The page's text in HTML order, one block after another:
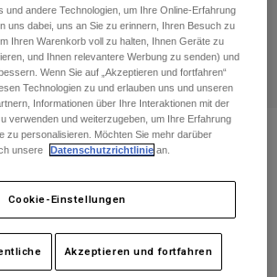
Zubehör
Shirt Caveaut Damen
50% OFF
und andere Technologien, um Ihre Online-Erfahrung
uns dabei, uns an Sie zu erinnern, Ihren Besuch zu
Ihren Warenkorb voll zu halten, Ihnen Geräte zu
und Ihnen relevantere Werbung zu senden) und
Wenn Sie auf „Akzeptieren und fortfahren“
Technologien zu und erlauben uns und unseren
Informationen über Ihre Interaktionen mit der
verwenden und weiterzugeben, um Ihre Erfahrung
zu personalisieren. Möchten Sie mehr darüber
unsere
Datenschutzrichtlinie an.
Cookie-Einstellungen
Akzeptieren und fortfahren